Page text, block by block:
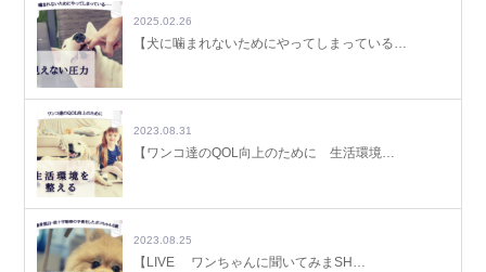
2025.02.26
【犬に噛まれないためにやってしまっている…
2023.08.31
【ワンコ達のQOL向上のために 生活環境…
2023.08.25
【LIVE ワンちゃんに聞いてみまSH…